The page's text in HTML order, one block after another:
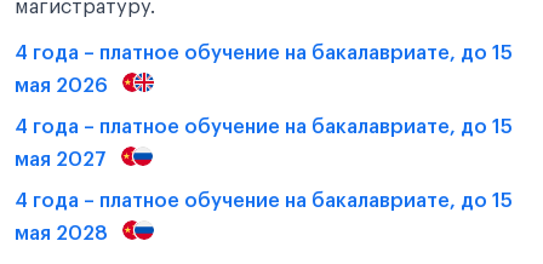
магистратуру.
4 года – платное обучение на бакалавриате, до 15
мая 2026
4 года – платное обучение на бакалавриате, до 15
мая 2027
4 года – платное обучение на бакалавриате, до 15
мая 2028